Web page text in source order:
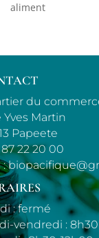
aliment
du
Yves Martin
Papeete
87 22 20 00
:
: fermé
vendredi :